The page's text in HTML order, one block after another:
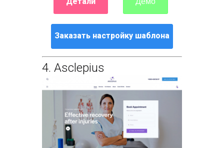
Заказать настройку шаблона
4. Asclepius